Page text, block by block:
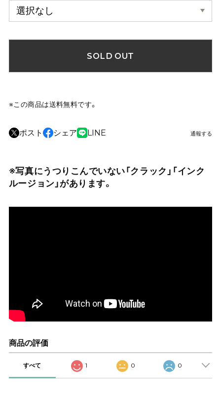
SOLD OUT
※この商品は送料無料です。
ポスト シェア LINE 通報する
※写真にうつりこんでいない「クラック」「インク
ルージョン」があります。
商品の評価
すべて 1 0 0